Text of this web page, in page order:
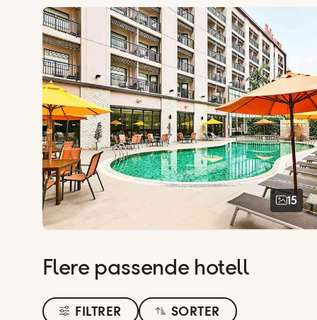
15
Flere passende hotell
FILTRER SORTER